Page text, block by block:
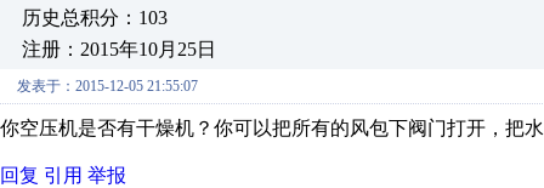
历史总积分：103
注册：2015年10月25日
发表于：2015-12-05 21:55:07
你空压机是否有干燥机？你可以把所有的风包下阀门打开，把
回复 引用 举报